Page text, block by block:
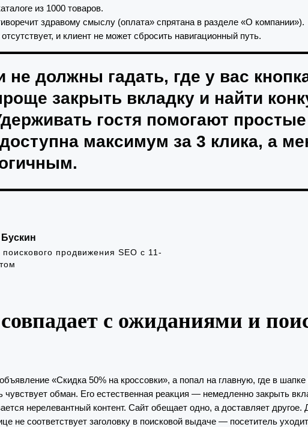
из 1000 товаров.
здравому смыслу (оплата» спрятана в разделе «О компании»).
и клиент не может сбросить навигационный путь.
не должны гадать, где у вас
закрыть вкладку и найти
гостя помогают
максимум за 3 клика, а
продвижения SEO с 11-
с ожиданиями и
«Скидка 50% на кроссовки», а попал на главную, где в
чувствует обман. Его естественная реакция — немедленно закрыть
нерелевантный контент. Сайт обещает одно, а доставляет
не соответствует заголовку в поисковой выдаче — посетитель